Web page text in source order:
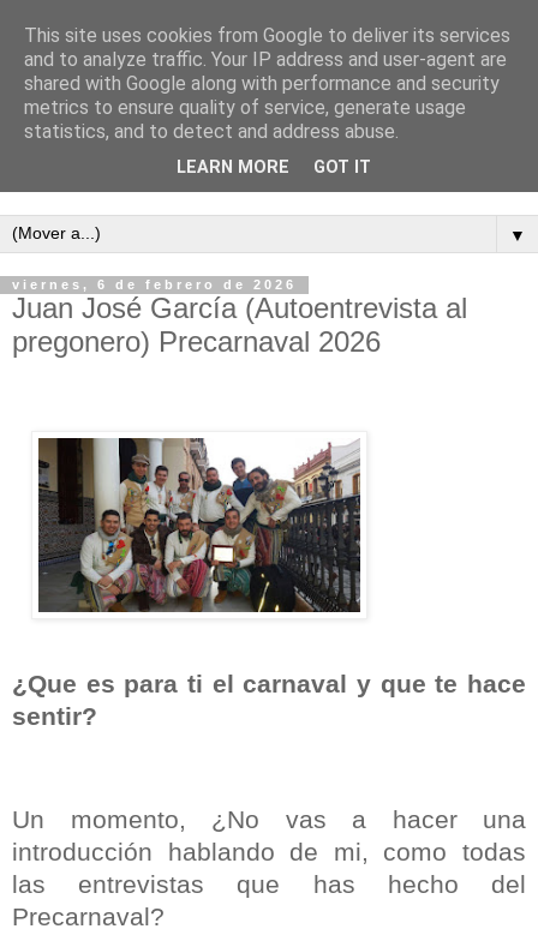
Semanario independiente de Calañas
▼
viernes, 6 de febrero de 2026
Juan José García (Autoentrevista al
pregonero) Precarnaval 2026
¿Que es para ti el carnaval y que te hace
sentir?
Un momento, ¿No vas a hacer una
introducción hablando de mi, como todas
las entrevistas que has hecho del
Precarnaval?
This site uses cookies from Google to deliver its services
and to analyze traffic. Your IP address and user-agent are
shared with Google along with performance and security
metrics to ensure quality of service, generate usage
statistics, and to detect and address abuse.
LEARN MORE GOT IT